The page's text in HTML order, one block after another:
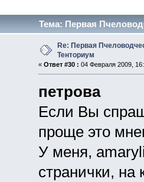
Тема: Первая
Re: Первая
Тенториум
« Ответ #30 : 04 Февраля 2009,
петрова
Если Вы
проще это
У меня,
странички,